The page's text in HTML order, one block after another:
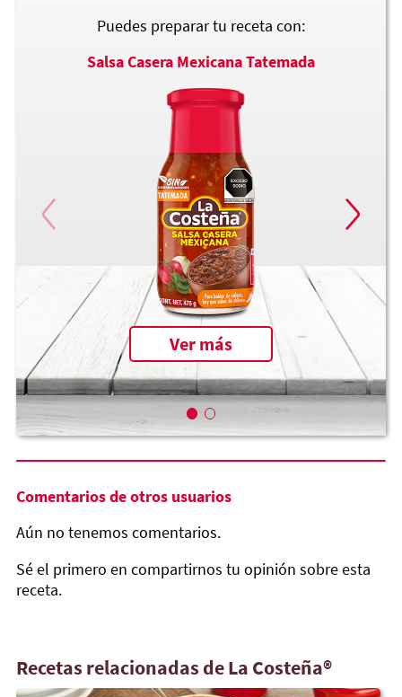
Puedes preparar tu receta con:
Salsa Casera Mexicana Tatemada
Ver más
Comentarios de otros usuarios
Aún no tenemos comentarios.
Sé el primero en compartirnos tu opinión sobre esta
receta.
Recetas relacionadas de La Costeña®